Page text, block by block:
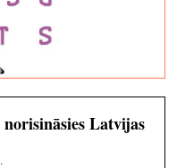
Latvijas